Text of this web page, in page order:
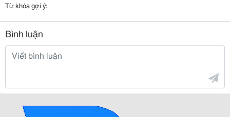
Từ khóa gợi ý:
Bình luận